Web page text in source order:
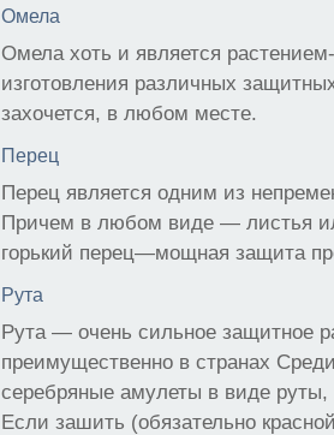
Омела
Омела хоть и является
изготовления различных
захочется, в любом месте.
Перец
Перец является одним из
Причем в любом виде — листья
горький перец—мощная защита
Рута
Рута — очень сильное защитное
преимущественно в странах
серебряные амулеты в виде руты,
Если зашить (обязательно